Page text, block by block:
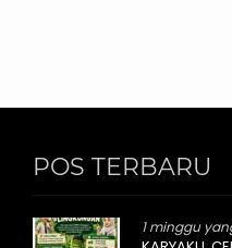
POS TERBARU
1 minggu